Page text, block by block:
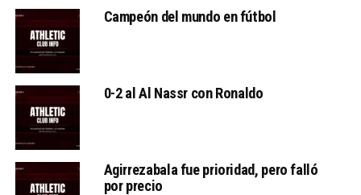
Campeón del mundo en fútbol
0-2 al Al Nassr con Ronaldo
Agirrezabala fue prioridad, pero falló
por precio